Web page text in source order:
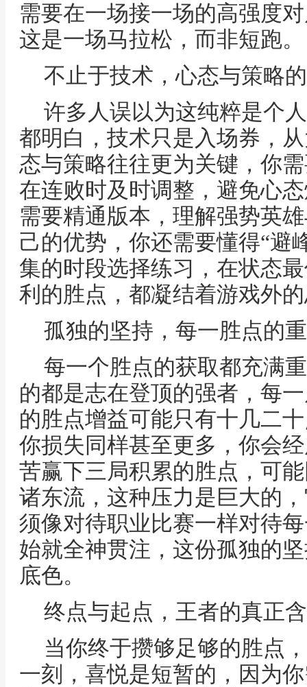
需要在一场接一场的高强度
这是一场马拉松，而非短跑。
不止于技术，心态与策略
许多人误以为这纯粹是个
都明白，技术只是入场券，
态与策略往往更为关键，你
在连败时及时调整，避免心
需要精通版本，理解强势英
己的优势，你还需要懂得“避
集的时段选择练习，在状态
利的胜点，都凝结着游戏外
孤独的坚持，每一胜点的
每一个胜点的获取都充满
的都是志在登顶的强者，每
的胜点增益可能只有十几二
你损失同样甚至更多，你会
苦赢下三局积累的胜点，可
诸东流，这种压力是巨大的
须像对待职业比赛一样对待
始就全神贯注，这份孤独的
底色。
终点与起点，王者的真正
当你终于攒够足够的胜点
一刻，喜悦是短暂的，因为